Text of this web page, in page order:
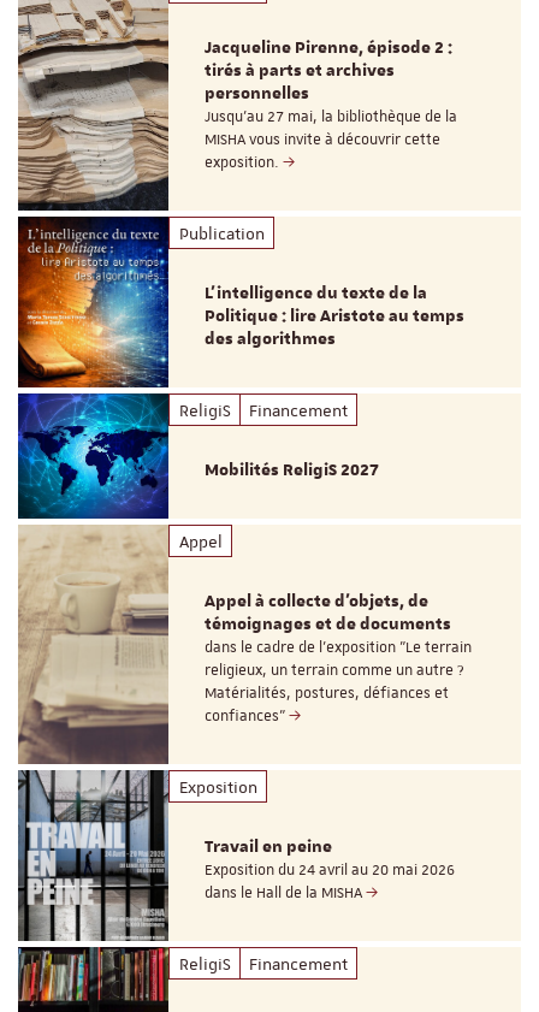
Jacqueline Pirenne, épisode 2 :
tirés à parts et archives
personnelles
Jusqu’au 27 mai, la bibliothèque de la
MISHA vous invite à découvrir cette
exposition.
Publication
L’intelligence du texte de la
Politique : lire Aristote au temps
des algorithmes
ReligiS Financement
Mobilités ReligiS 2027
Appel
Appel à collecte d'objets, de
témoignages et de documents
dans le cadre de l'exposition "Le terrain
religieux, un terrain comme un autre ?
Matérialités, postures, défiances et
confiances"
Exposition
Travail en peine
Exposition du 24 avril au 20 mai 2026
dans le Hall de la MISHA
ReligiS Financement